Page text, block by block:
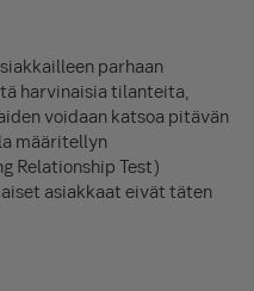
parhaan
harvinaisia tilanteita,
voidaan katsoa pitävän
määritellyn
Relationship Test)
asiakkaat eivät täten